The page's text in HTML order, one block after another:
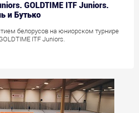
GOLDTIME ITF Juniors.
и Бутько
белорусов на юниорском турнире
ITF Juniors.